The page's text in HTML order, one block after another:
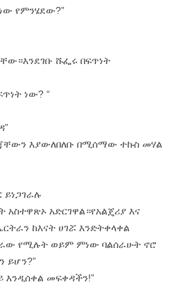
የምንሄደው?”
ሹፌሩ በፍጥነት
ነው? “
እያውለበለቡ በሚሰማው ተኩስ መሃል
ይነጋገራሉ
አስተዋጽኦ አድርገዋል።የአልጄሪያ እና
ከእናት ሀገሯ እንድትቀላቀል
የሚሉት ወይም ምነው ባልሰራሁት ኖሮ
ይሆን?”
እንዲሰቀል መፍቀዳችን!”